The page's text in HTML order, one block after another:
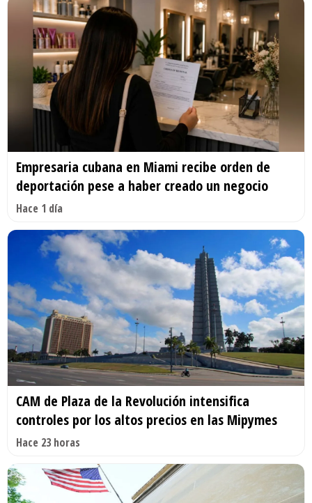
Empresaria cubana en Miami recibe orden de
deportación pese a haber creado un negocio
Hace 1 día
CAM de Plaza de la Revolución intensifica
controles por los altos precios en las Mipymes
Hace 23 horas